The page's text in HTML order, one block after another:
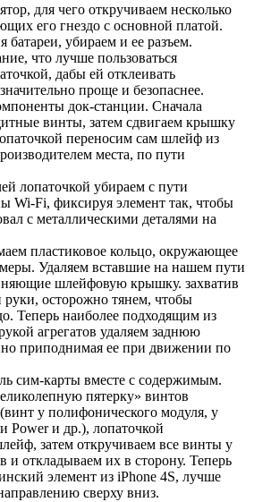
для чего откручиваем несколько
его гнездо с основной платой.
батареи, убираем и ее разъем.
что лучше пользоваться
дабы ей отклеивать
проще и безопаснее.
док-станции. Сначала
винты, затем сдвигаем крышку
переносим сам шлейф из
места, по пути
лопаточкой убираем с пути
Wi-Fi, фиксируя элемент так, чтобы
с металлическими деталями на
пластиковое кольцо, окружающее
Удаляем вставшие на нашем пути
шлейфовую крышку. захватив
руки, осторожно тянем, чтобы
Теперь наиболее подходящим из
агрегатов удаляем заднюю
приподнимая ее при движении по
сим-карты вместе с содержимым.
пятерку» винтов
у полифонического модуля, у
Power и др.), лопаточкой
затем откручиваем все винты у
и откладываем их в сторону. Теперь
элемент из iPhone 4S, лучше
сверху вниз.